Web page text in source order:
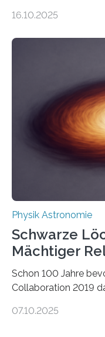
Größenordnung von
Quantenmotoren
die Herleitung. (DOI:
Energie in
ausgedrückt,
16.10.2025
Physik Astronomie
Schwarze
Mächtiger
Schon 100 Jahre
Collaboration 2019
hatte der Astronom
07.10.2025